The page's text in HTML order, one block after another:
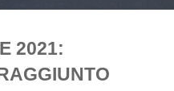
2021: